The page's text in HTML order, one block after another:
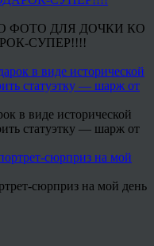
ФОТО ДЛЯ ДОЧКИ КО
СУПЕР!!!!
в виде исторической
статуэтку — шарж от
сюрприз на мой день